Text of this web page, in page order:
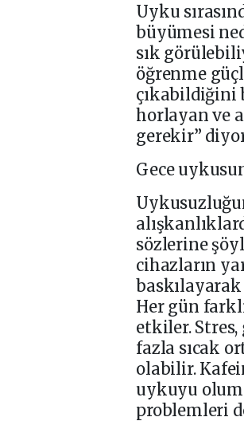
Uyku
büyümesi
sık
öğrenme
çıkabildiğini
horlayan ve
gerekir”
Gece
sözlerine
cihazların
Her gün
etkiler.
fazla sıcak
olabilir.
uykuyu
problemleri